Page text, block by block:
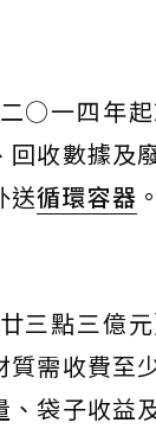
○一四年
收數據
送循環容器
三點三億
需收費至
袋子收益